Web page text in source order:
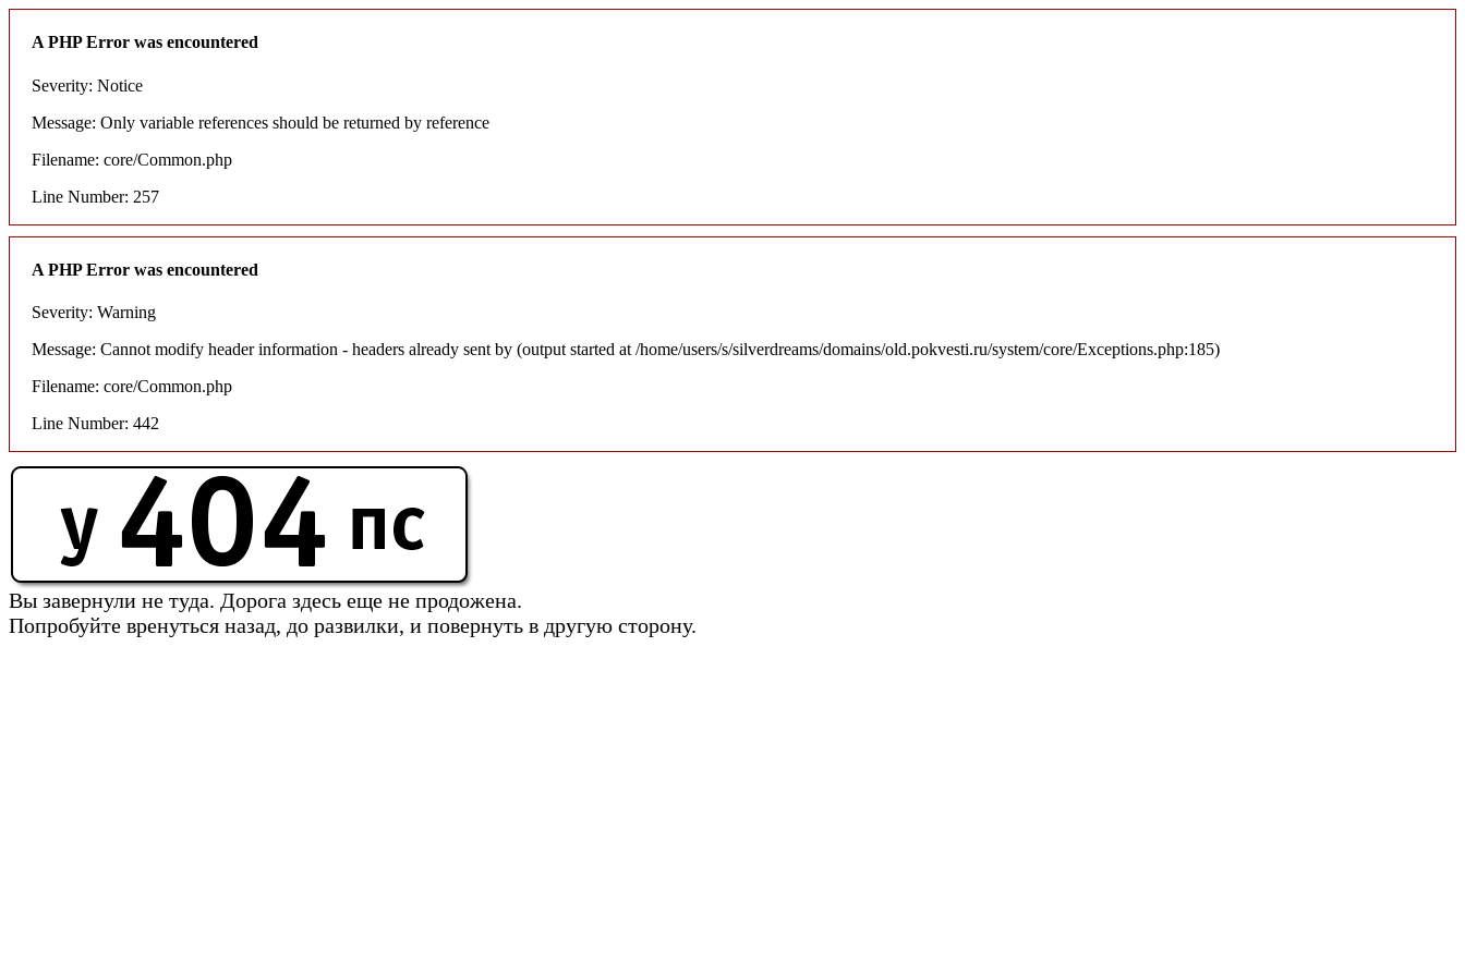
A PHP Error was encountered
Severity: Notice
Message: Only variable references should be returned by reference
Filename: core/Common.php
Line Number: 257
A PHP Error was encountered
Severity: Warning
Message: Cannot modify header information - headers already sent by (output started at /home/users/s/silverdreams/domains/old.pokvesti.ru/system/core/Exceptions.php:185)
Filename: core/Common.php
Line Number: 442
Вы завернули не туда. Дорога здесь еще не продожена.
Попробуйте вренуться назад, до развилки, и повернуть в другую сторону.